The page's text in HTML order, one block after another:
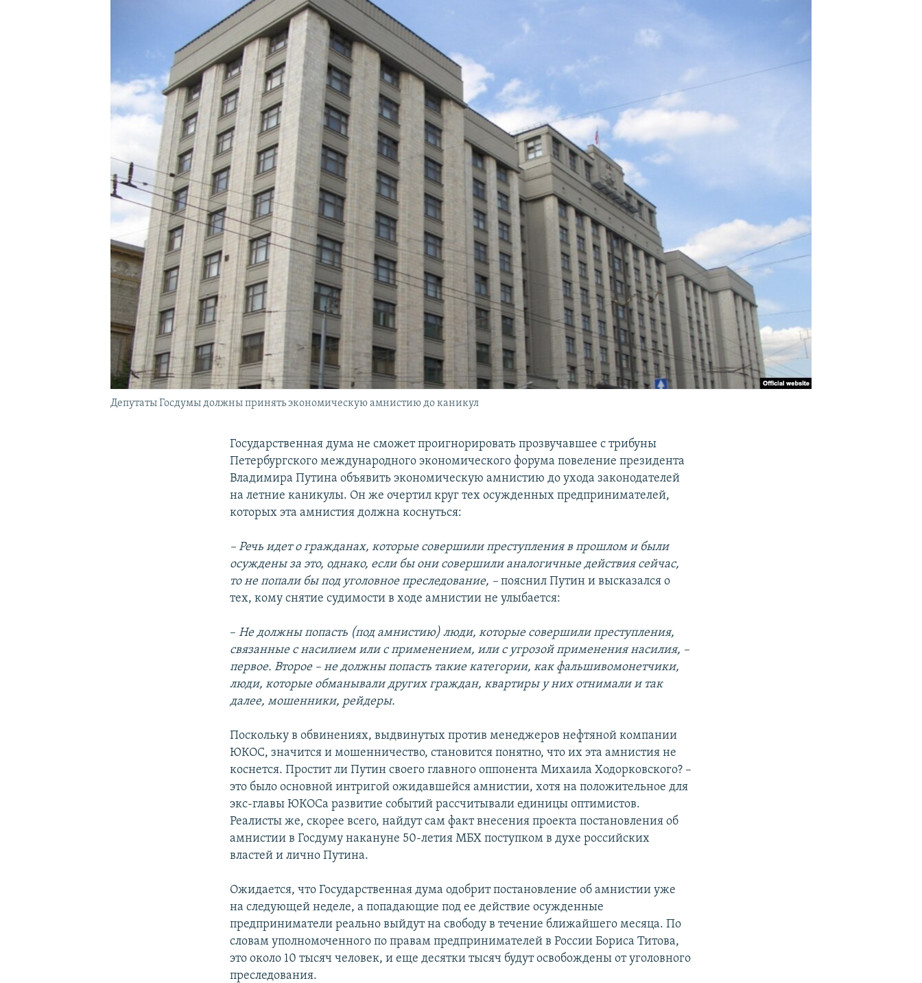
Депутаты Госдумы должны принять экономическую амнистию до каникул
Государственная дума не сможет проигнорировать прозвучавшее с трибуны
Петербургского международного экономического форума повеление президента
Владимира Путина объявить экономическую амнистию до ухода законодателей
на летние каникулы. Он же очертил круг тех осужденных предпринимателей,
которых эта амнистия должна коснуться:
– Речь идет о гражданах, которые совершили преступления в прошлом и были
осуждены за это, однако, если бы они совершили аналогичные действия сейчас,
то не попали бы под уголовное преследование, – пояснил Путин и высказался о
тех, кому снятие судимости в ходе амнистии не улыбается:
–Не должны попасть (под амнистию) люди, которые совершили преступления,
связанные с насилием или с применением, или с угрозой применения насилия, –
первое. Второе – не должны попасть такие категории, как фальшивомонетчики,
люди, которые обманывали других граждан, квартиры у них отнимали и так
далее, мошенники, рейдеры.
Поскольку в обвинениях, выдвинутых против менеджеров нефтяной компании
ЮКОС, значится и мошенничество, становится понятно, что их эта амнистия не
коснется. Простит ли Путин своего главного оппонента Михаила Ходорковского? –
это было основной интригой ожидавшейся амнистии, хотя на положительное для
экс-главы ЮКОСа развитие событий рассчитывали единицы оптимистов.
Реалисты же, скорее всего, найдут сам факт внесения проекта постановления об
амнистии в Госдуму накануне 50-летия МБХ поступком в духе российских
властей и лично Путина.
Ожидается, что Государственная дума одобрит постановление об амнистии уже
на следующей неделе, а попадающие под ее действие осужденные
предприниматели реально выйдут на свободу в течение ближайшего месяца. По
словам уполномоченного по правам предпринимателей в России Бориса Титова,
это около 10 тысяч человек, и еще десятки тысяч будут освобождены от уголовного
преследования.